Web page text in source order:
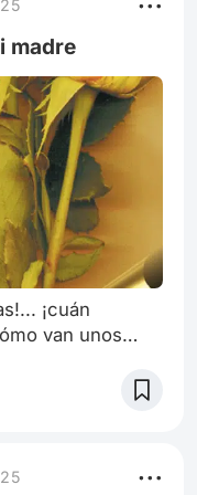
madre
¡cuán
van unos
en pos,
hermoso!... Mas
luna ni da